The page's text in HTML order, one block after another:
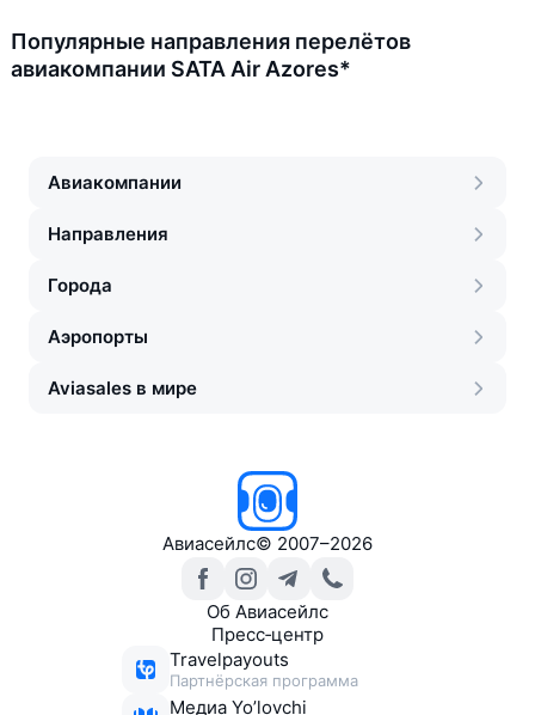
Популярные направления перелётов
авиакомпании SATA Air Azores*
Авиакомпании
Направления
Города
Аэропорты
Aviasales в мире
Авиасейлс© 2007–2026
Об Авиасейлс
Пресс‑центр
Travelpayouts
Партнёрская программа
Медиа Yo’lovchi